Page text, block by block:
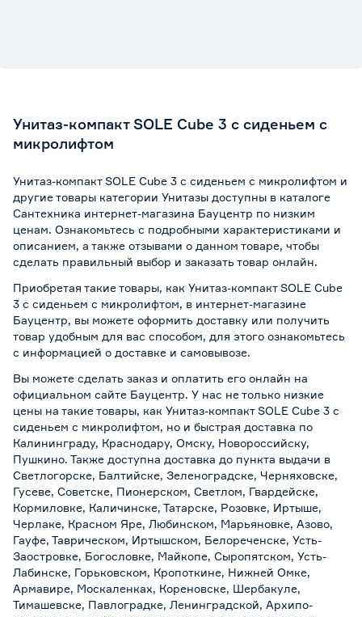
Унитаз-компакт SOLE Cube 3 с сиденьем с
микролифтом
Унитаз-компакт SOLE Cube 3 с сиденьем с микролифтом и
другие товары категории Унитазы доступны в каталоге
Сантехника интернет-магазина Бауцентр по низким
ценам. Ознакомьтесь с подробными характеристиками и
описанием, а также отзывами о данном товаре, чтобы
сделать правильный выбор и заказать товар онлайн.
Приобретая такие товары, как Унитаз-компакт SOLE Cube
3 с сиденьем с микролифтом, в интернет-магазине
Бауцентр, вы можете оформить доставку или получить
товар удобным для вас способом, для этого ознакомьтесь
с информацией о доставке и самовывозе.
Вы можете сделать заказ и оплатить его онлайн на
официальном сайте Бауцентр. У нас не только низкие
цены на такие товары, как Унитаз-компакт SOLE Cube 3 с
сиденьем с микролифтом, но и быстрая доставка по
Калининграду, Краснодару, Омску, Новороссийску,
Пушкино. Также доступна доставка до пункта выдачи в
Светлогорске, Балтийске, Зеленоградске, Черняховске,
Гусеве, Советске, Пионерском, Светлом, Гвардейске,
Кормиловке, Каличинске, Татарске, Розовке, Иртыше,
Черлаке, Красном Яре, Любинском, Марьяновке, Азово,
Гауфе, Таврическом, Иртышском, Белореченске, Усть-
Заостровке, Богословке, Майкопе, Сыропятском, Усть-
Лабинске, Горьковском, Кропоткине, Нижней Омке,
Армавире, Москаленках, Кореновске, Шербакуле,
Тимашевске, Павлоградке, Ленинградской, Архипо-